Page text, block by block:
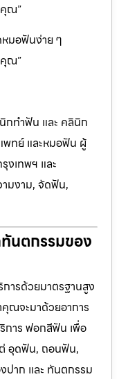
ณ”
มอฟันง่าย ๆ
ณ”
กทำฟัน และ คลินิก
พทย์ และหมอฟัน ผู้
งเทพฯ และ
มงาม, จัดฟัน,
ทันตกรรมของ
ารด้วยมาตรฐานสูง
คุณจะมาด้วยอาการ
าร ฟอกสีฟัน เพื่อ
อุดฟัน, ถอนฟัน,
าก และ ทันตกรรม